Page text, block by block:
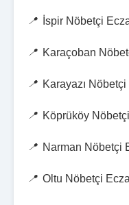
İspir Nöbetçi
Karaçoban
Karayazı
Köprüköy
Narman Nöbetçi
Oltu Nöbetçi